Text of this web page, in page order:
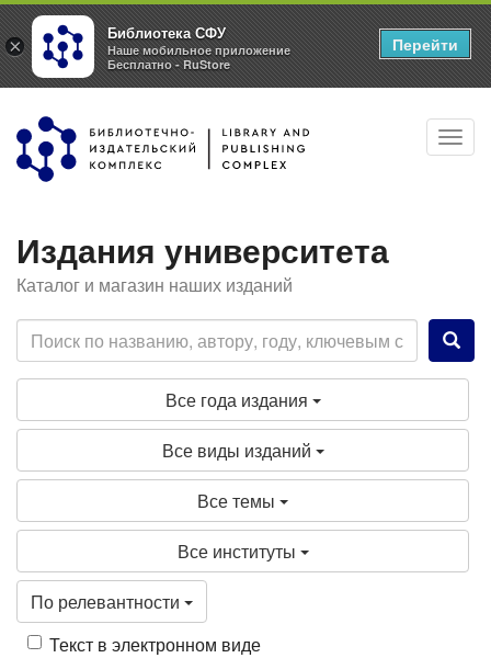
Перейти
основному
Издания университета
Каталог и магазин наших изданий
Все года издания
Все виды изданий
Все темы
Все институты
По релевантности
Текст в электронном виде
×
Библиотека СФУ
Наше мобильное приложение
Бесплатно - RuStore
Перейти